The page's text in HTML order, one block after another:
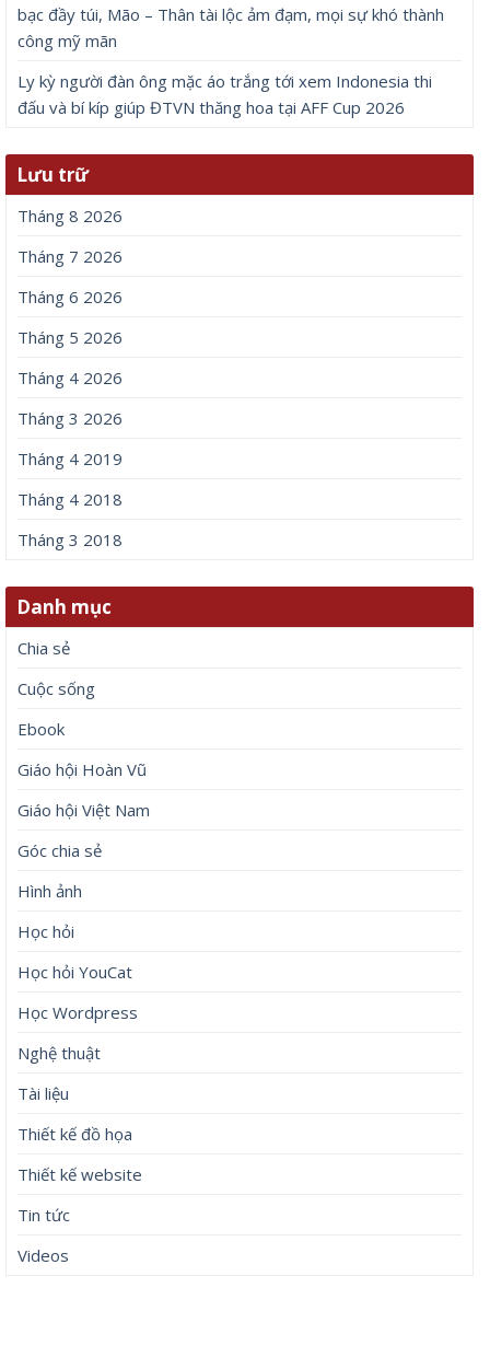
bạc đầy túi, Mão – Thân tài lộc ảm đạm, mọi sự khó thành
công mỹ mãn
Ly kỳ người đàn ông mặc áo trắng tới xem Indonesia thi
đấu và bí kíp giúp ĐTVN thăng hoa tại AFF Cup 2026
Lưu trữ
Tháng 8 2026
Tháng 7 2026
Tháng 6 2026
Tháng 5 2026
Tháng 4 2026
Tháng 3 2026
Tháng 4 2019
Tháng 4 2018
Tháng 3 2018
Danh mục
Chia sẻ
Cuộc sống
Ebook
Giáo hội Hoàn Vũ
Giáo hội Việt Nam
Góc chia sẻ
Hình ảnh
Học hỏi
Học hỏi YouCat
Học Wordpress
Nghệ thuật
Tài liệu
Thiết kế đồ họa
Thiết kế website
Tin tức
Videos